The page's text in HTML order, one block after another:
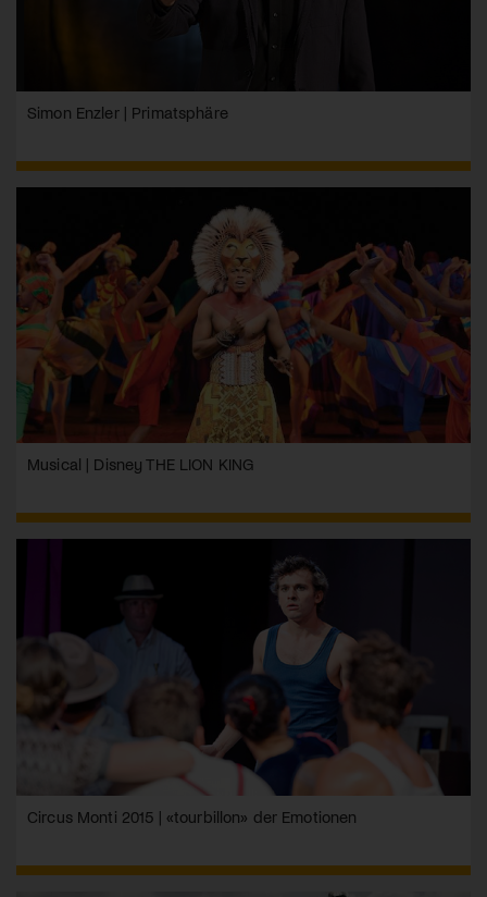
Simon Enzler | Primatsphäre
Musical | Disney THE LION KING
Circus Monti 2015 | «tourbillon» der Emotionen